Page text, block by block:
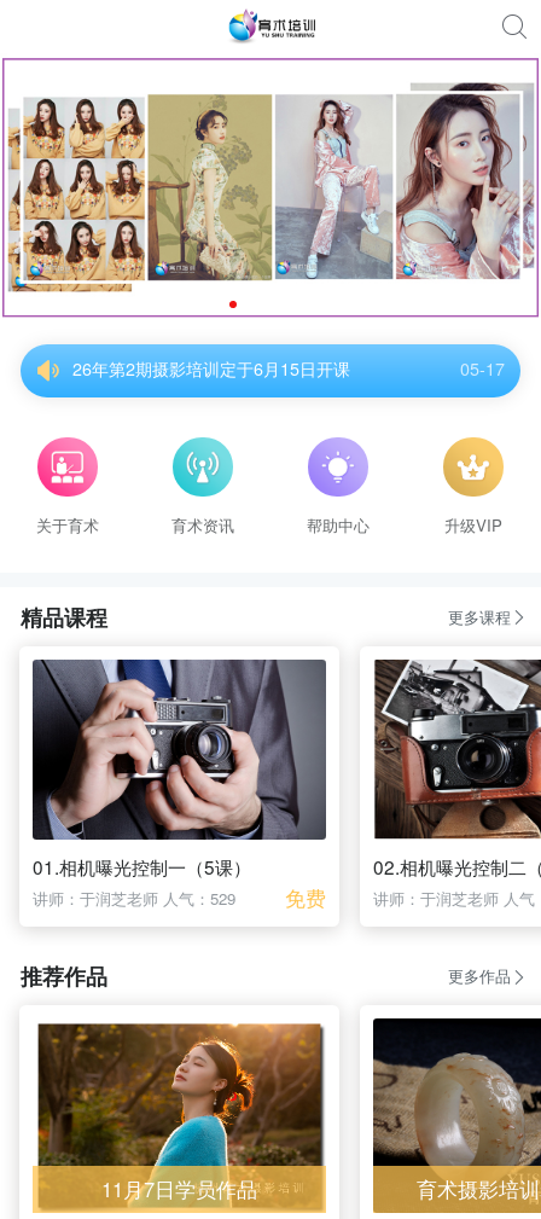
26年第2期摄影培训定于6月15日开课
26年第2期摄影培训定于6月15日开课
05-17
26年第2期摄影培训定于6月15日开课
05-17
26年第2期摄影培训定于6月15日开课
05-17
关于育术 育术资讯 帮助中心 升级VIP
精品课程 更多课程
01.相机曝光控制一（5课）
讲师：于润芝老师 人气：529 免费
02.相机曝光控制二
讲师：于润芝老师 人气
推荐作品 更多作品
11月7日学员作品
育术摄影培